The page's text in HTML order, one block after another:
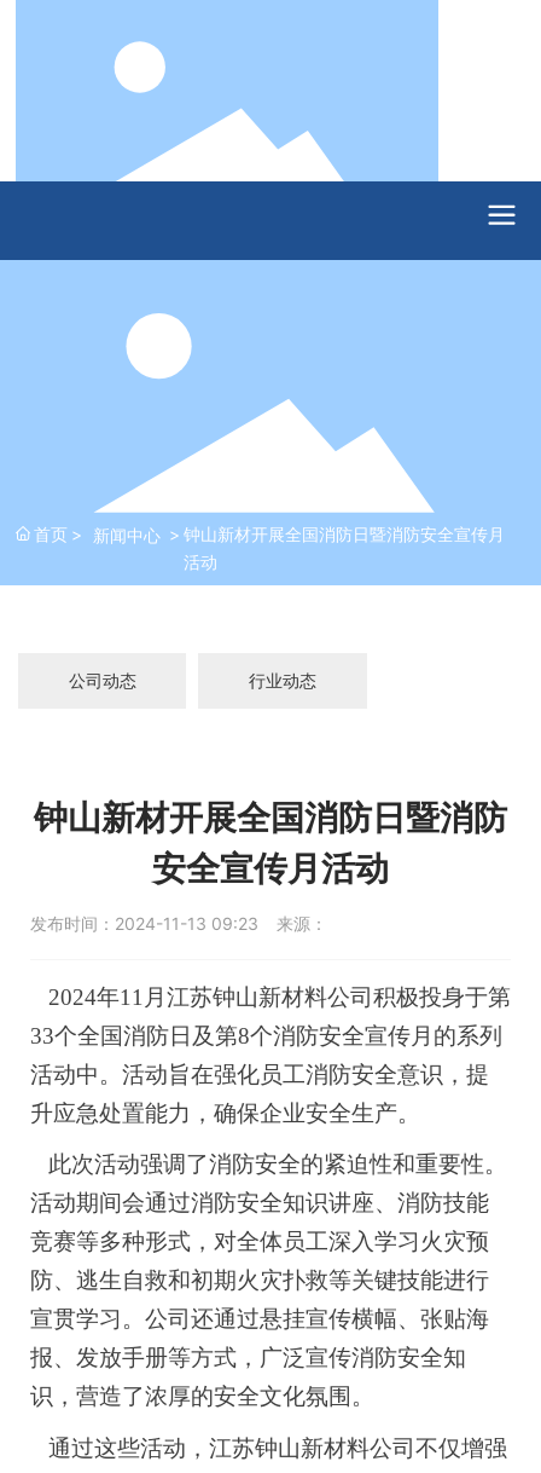
首页 新闻中心
钟山新材开展全国消防日暨消防安全宣传月
活动
公司动态 行业动态
钟山新材开展全国消防日暨消防
安全宣传月活动
发布时间： 2024-11-13 09:23 来源：
2024年11月江苏钟山新材料公司积极投身于第
33个全国消防日及第8个消防安全宣传月的系列
活动中。活动旨在强化员工消防安全意识，提
升应急处置能力，确保企业安全生产。
此次活动强调了消防安全的紧迫性和重要性。
活动期间会通过消防安全知识讲座、消防技能
竞赛等多种形式，对全体员工深入学习火灾预
防、逃生自救和初期火灾扑救等关键技能进行
宣贯学习。公司还通过悬挂宣传横幅、张贴海
报、发放手册等方式，广泛宣传消防安全知
识，营造了浓厚的安全文化氛围。
通过这些活动，江苏钟山新材料公司不仅增强